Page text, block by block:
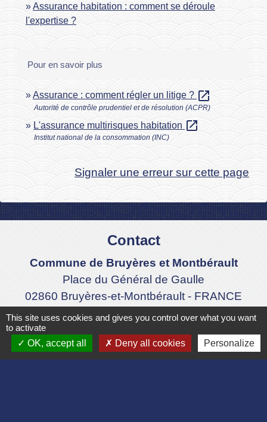
Assurance habitation : comment se déroule
l'expertise ?
Pour en savoir plus
Assurance : comment régler un litige ? open_in_new
Autorité de contrôle prudentiel et de résolution (ACPR)
L'assurance multirisques habitation open_in_new
Institut national de la consommation (INC)
Signaler une erreur sur cette page
Contact
Commune de Bruyères et Montbérault
Place du Général de Gaulle
02860 Bruyères-et-Montbérault - FRANCE
+33 3 23 24 74 77
Formulaire de contact
This site uses cookies and gives you control over what you want
to activate
OK, accept all
Deny all cookies Personalize